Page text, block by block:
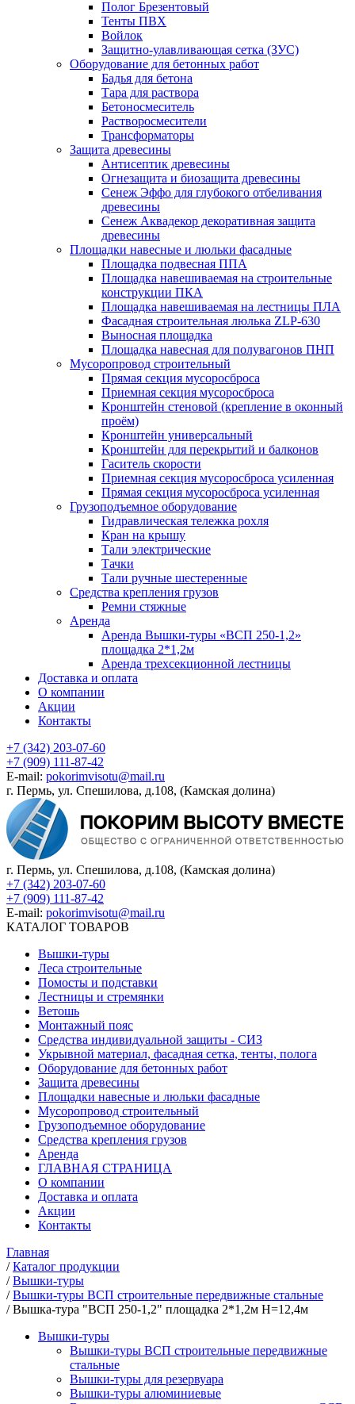
Полог Брезентовый
Тенты ПВХ
Войлок
Защитно-улавливающая сетка (ЗУС)
Оборудование для бетонных работ
Бадья для бетона
Тара для раствора
Бетоносмеситель
Растворосмесители
Трансформаторы
Защита древесины
Антисептик древесины
Огнезащита и биозащита древесины
Сенеж Эффо для глубокого отбеливания
древесины
Сенеж Аквадекор декоративная защита
древесины
Площадки навесные и люльки фасадные
Площадка подвесная ППА
Площадка навешиваемая на строительные
конструкции ПКА
Площадка навешиваемая на лестницы ПЛА
Фасадная строительная люлька ZLP-630
Выносная площадка
Площадка навесная для полувагонов ПНП
Мусоропровод строительный
Прямая секция мусоросброса
Приемная секция мусоросброса
Кронштейн стеновой (крепление в оконный
проём)
Кронштейн универсальный
Кронштейн для перекрытий и балконов
Гаситель скорости
Приемная секция мусоросброса усиленная
Прямая секция мусоросброса усиленная
Грузоподъемное оборудование
Гидравлическая тележка рохля
Кран на крышу
Тали электрические
Тачки
Тали ручные шестеренные
Средства крепления грузов
Ремни стяжные
Аренда
Аренда Вышки-туры «ВСП 250-1,2»
площадка 2*1,2м
Аренда трехсекционной лестницы
Доставка и оплата
О компании
Акции
Контакты
+7 (342) 203-07-60
+7 (909) 111-87-42
E-mail: pokorimvisotu@mail.ru
г. Пермь, ул. Спешилова, д.108, (Камская долина)
г. Пермь, ул. Спешилова, д.108, (Камская долина)
+7 (342) 203-07-60
+7 (909) 111-87-42
E-mail: pokorimvisotu@mail.ru
КАТАЛОГ ТОВАРОВ
Вышки-туры
Леса строительные
Помосты и подставки
Лестницы и стремянки
Ветошь
Монтажный пояс
Средства индивидуальной защиты - СИЗ
Укрывной материал, фасадная сетка, тенты, полога
Оборудование для бетонных работ
Защита древесины
Площадки навесные и люльки фасадные
Мусоропровод строительный
Грузоподъемное оборудование
Средства крепления грузов
Аренда
ГЛАВНАЯ СТРАНИЦА
О компании
Доставка и оплата
Акции
Контакты
Главная
/Каталог продукции
/Вышки-туры
/Вышки-туры ВСП строительные передвижные стальные
/Вышка-тура "ВСП 250-1,2" площадка 2*1,2м Н=12,4м
Вышки-туры
Вышки-туры ВСП строительные передвижные
стальные
Вышки-туры для резервуара
Вышки-туры алюминиевые